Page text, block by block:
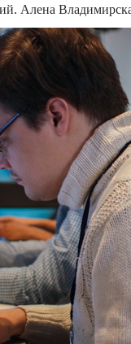
Алена